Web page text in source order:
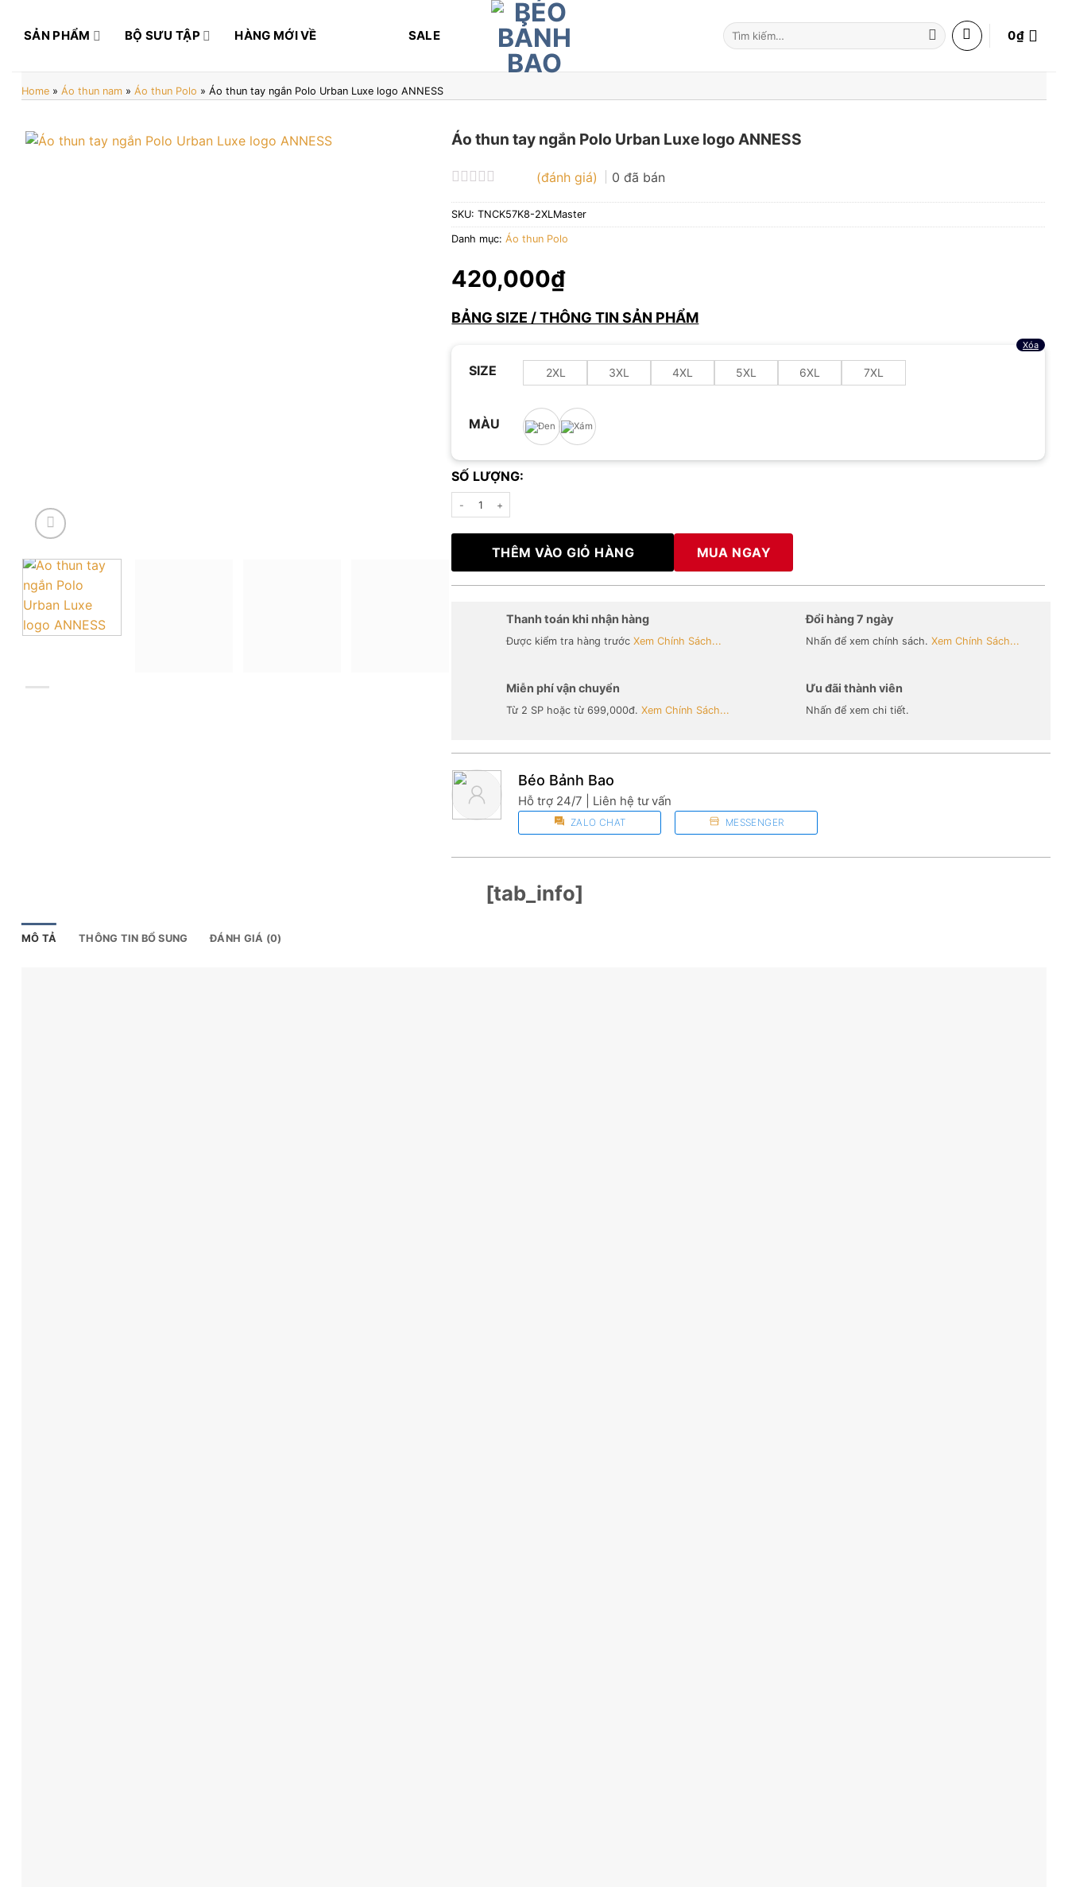
dung
SẢN PHẨM BỘ SƯU TẬP HÀNG MỚI VỀ SALE
Tìm
kiếm:
0₫
Home » Áo thun nam » Áo thun Polo » Áo thun tay ngắn Polo Urban Luxe logo ANNESS
Áo thun tay ngắn Polo Urban Luxe logo ANNESS
xếp
hạng
0
sao
(đánh giá) 0 đã bán
SKU:TNCK57K8-2XLMaster
Danh mục:Áo thun Polo
420,000₫
BẢNG SIZE / THÔNG TIN SẢN PHẨM
SIZE 2XL 3XL 4XL 5XL 6XL 7XL
MÀU
Xóa
SỐ LƯỢNG:
Áo thun tay ngắn Polo Urban Luxe logo ANNESS số lượng
THÊM VÀO GIỎ HÀNG MUA NGAY
Thanh toán khi nhận hàng
Được kiểm tra hàng trướcXem Chính Sách...
Đổi hàng 7 ngày
Nhấn để xem chính sách.Xem Chính Sách...
Miễn phí vận chuyển
Từ 2 SP hoặc từ 699,000đ.Xem Chính Sách...
Ưu đãi thành viên
Nhấn để xem chi tiết.
Béo Bảnh Bao
Hỗ trợ 24/7 | Liên hệ tư vấn
ZALO CHAT MESSENGER
[tab_info]
MÔ TẢ THÔNG TIN BỔ SUNG ĐÁNH GIÁ (0)